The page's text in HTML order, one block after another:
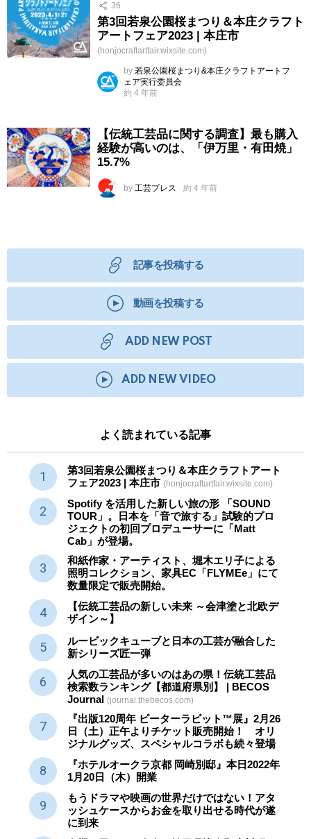
36
第3回若泉公園桜まつり＆本庄クラフト
アートフェア2023 | 本庄市
(honjocraftartfair.wixsite.com)
by 若泉公園桜まつり&本庄クラフトアートフ
ェア実行委員会
約 4 年前
【伝統工芸品に関する調査】最も購入
経験が高いのは、「伊万里・有田焼」
15.7%
by 工芸プレス 約 4 年前
記事を投稿する
動画を投稿する
ADD NEW POST
ADD NEW VIDEO
よく読まれている記事
第3回若泉公園桜まつり＆本庄クラフトアート
フェア2023 | 本庄市 (honjocraftartfair.wixsite.com)
Spotify を活用した新しい旅の形 「SOUND
TOUR」。日本を「音で旅する」試験的プロ
ジェクトの初回プロデューサーに「Matt
Cab」が登場。
和紙作家・アーティスト、堀木エリ子による
照明コレクション、家具EC「FLYMEe」にて
数量限定で販売開始。
【伝統工芸品の新しい未来 ～会津塗と北欧デ
ザイン～】
ルービックキューブと日本の工芸が融合した
新シリーズ匠一弾
人気の工芸品が多いのはあの県！伝統工芸品
検索数ランキング【都道府県別】 | BECOS
Journal (journal.thebecos.com)
『出版120周年 ピーターラビット™展』2月26
日（土）正午よりチケット販売開始！ オリ
ジナルグッズ、スペシャルコラボも続々登場
『ホテルオークラ京都 岡崎別邸』本日2022年
1月20日（木）開業
もうドラマや映画の世界だけではない！アタ
ッシュケースからお金を取り出せる時代が遂
に到来